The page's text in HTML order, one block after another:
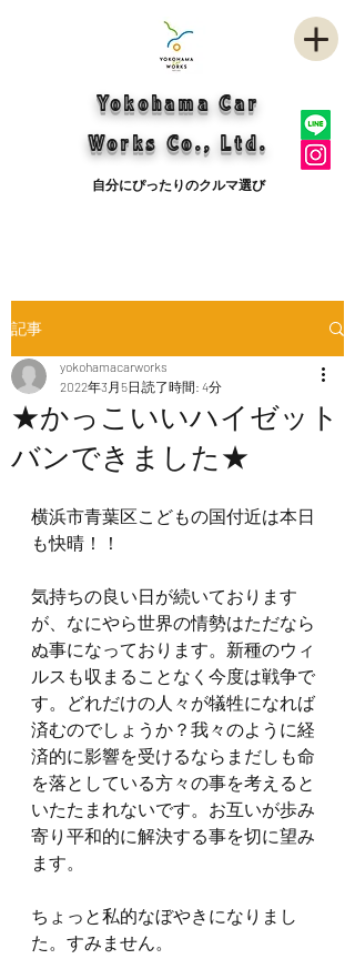
Yokohama Car
Works Co., Ltd.
自分にぴったりのクルマ選び
記事
★かっこいいハイゼット
バンできました★
yokohamacarworks
2022年3月5日 読了時間: 4分
横浜市青葉区こどもの国付近は本日
も快晴！！
気持ちの良い日が続いております
が、なにやら世界の情勢はただなら
ぬ事になっております。新種のウィ
ルスも収まることなく今度は戦争で
す。どれだけの人々が犠牲になれば
済むのでしょうか？我々のように経
済的に影響を受けるならまだしも命
を落としている方々の事を考えると
いたたまれないです。お互いが歩み
寄り平和的に解決する事を切に望み
ます。
ちょっと私的なぼやきになりまし
た。すみません。